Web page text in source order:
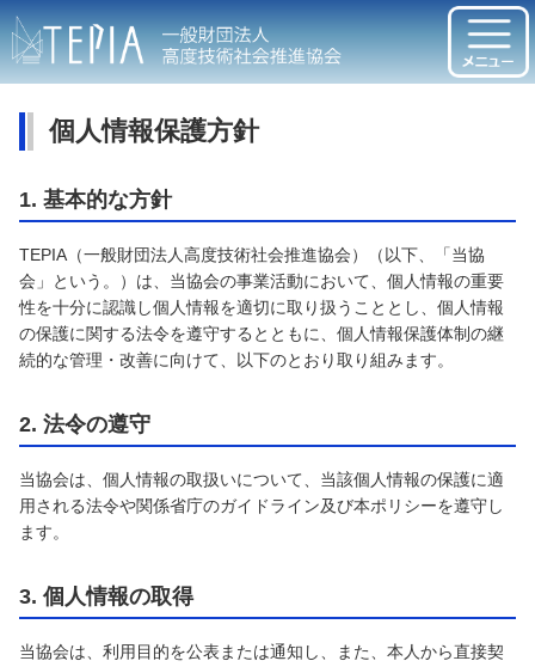
個人情報保護方針
1. 基本的な方針
TEPIA（一般財団法人高度技術社会推進協会）（以下、「当協
会」という。）は、当協会の事業活動において、個人情報の重要
性を十分に認識し個人情報を適切に取り扱うこととし、個人情報
の保護に関する法令を遵守するとともに、個人情報保護体制の継
続的な管理・改善に向けて、以下のとおり取り組みます。
2. 法令の遵守
当協会は、個人情報の取扱いについて、当該個人情報の保護に適
用される法令や関係省庁のガイドライン及び本ポリシーを遵守し
ます。
3. 個人情報の取得
当協会は、利用目的を公表または通知し、また、本人から直接契